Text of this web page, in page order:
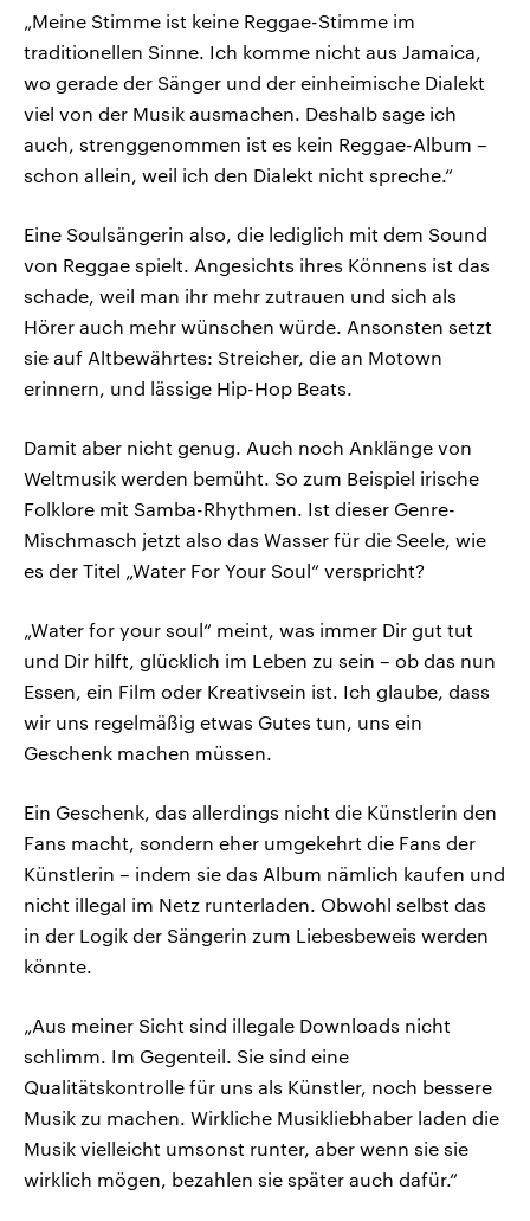
„Meine Stimme ist keine Reggae-Stimme im
traditionellen Sinne. Ich komme nicht aus Jamaica,
wo gerade der Sänger und der einheimische Dialekt
viel von der Musik ausmachen. Deshalb sage ich
auch, strenggenommen ist es kein Reggae-Album –
schon allein, weil ich den Dialekt nicht spreche.“
Eine Soulsängerin also, die lediglich mit dem Sound
von Reggae spielt. Angesichts ihres Könnens ist das
schade, weil man ihr mehr zutrauen und sich als
Hörer auch mehr wünschen würde. Ansonsten setzt
sie auf Altbewährtes: Streicher, die an Motown
erinnern, und lässige Hip-Hop Beats.
Damit aber nicht genug. Auch noch Anklänge von
Weltmusik werden bemüht. So zum Beispiel irische
Folklore mit Samba-Rhythmen. Ist dieser Genre-
Mischmasch jetzt also das Wasser für die Seele, wie
es der Titel „Water For Your Soul“ verspricht?
„Water for your soul“ meint, was immer Dir gut tut
und Dir hilft, glücklich im Leben zu sein – ob das nun
Essen, ein Film oder Kreativsein ist. Ich glaube, dass
wir uns regelmäßig etwas Gutes tun, uns ein
Geschenk machen müssen.
Ein Geschenk, das allerdings nicht die Künstlerin den
Fans macht, sondern eher umgekehrt die Fans der
Künstlerin – indem sie das Album nämlich kaufen und
nicht illegal im Netz runterladen. Obwohl selbst das
in der Logik der Sängerin zum Liebesbeweis werden
könnte.
„Aus meiner Sicht sind illegale Downloads nicht
schlimm. Im Gegenteil. Sie sind eine
Qualitätskontrolle für uns als Künstler, noch bessere
Musik zu machen. Wirkliche Musikliebhaber laden die
Musik vielleicht umsonst runter, aber wenn sie sie
wirklich mögen, bezahlen sie später auch dafür.“